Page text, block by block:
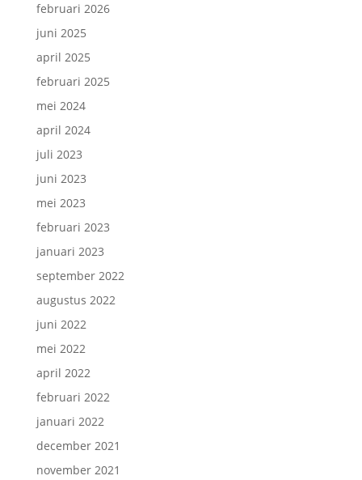
februari 2026
juni 2025
april 2025
februari 2025
mei 2024
april 2024
juli 2023
juni 2023
mei 2023
februari 2023
januari 2023
september 2022
augustus 2022
juni 2022
mei 2022
april 2022
februari 2022
januari 2022
december 2021
november 2021